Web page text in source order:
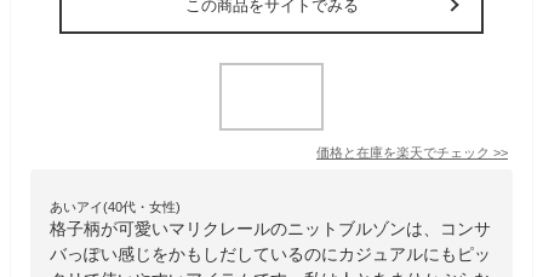
この商品をサイトでみる
価格と在庫を楽天でチェック >>
あいアイ(40代・女性)
格子柄が可愛いマリクレールのニットブルゾンは、コンサ
バっぽい感じをかもしだしているのにカジュアルにもピッ